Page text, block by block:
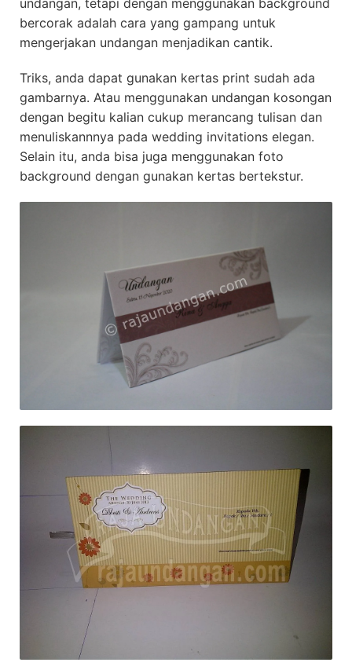
undangan, tetapi dengan menggunakan background
bercorak adalah cara yang gampang untuk
mengerjakan undangan menjadikan cantik.
Triks, anda dapat gunakan kertas print sudah ada
gambarnya. Atau menggunakan undangan kosongan
dengan begitu kalian cukup merancang tulisan dan
menuliskannnya pada wedding invitations elegan.
Selain itu, anda bisa juga menggunakan foto
background dengan gunakan kertas bertekstur.